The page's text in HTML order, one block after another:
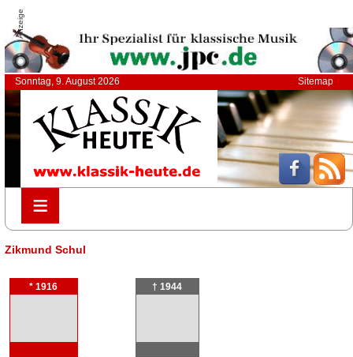
Anzeige
Sonntag, 9. August 2026 Sitemap
≡
≡
Zikmund Schul
* 1916 † 1944